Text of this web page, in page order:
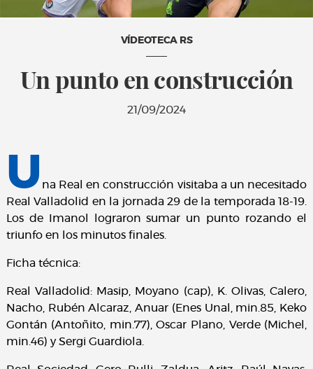
VÍDEOTECA RS
Un punto en construcción
21/09/2024
U na Real en construcción visitaba a un necesitado
Real Valladolid en la jornada 29 de la temporada 18-19.
Los de Imanol lograron sumar un punto rozando el
triunfo en los minutos finales.
Ficha técnica:
Real Valladolid: Masip, Moyano (cap), K. Olivas, Calero,
Nacho, Rubén Alcaraz, Anuar (Enes Unal, min.85, Keko
Gontán (Antoñito, min.77), Oscar Plano, Verde (Michel,
min.46) y Sergi Guardiola.